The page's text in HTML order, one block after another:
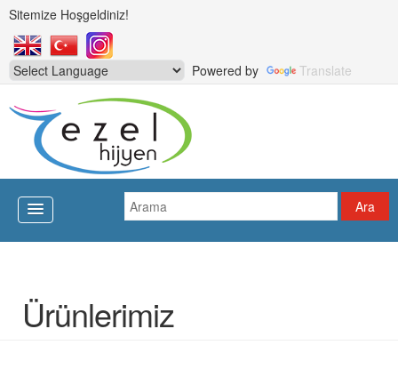
Sitemize Hoşgeldiniz!
Powered by Translate
Ürünlerimiz